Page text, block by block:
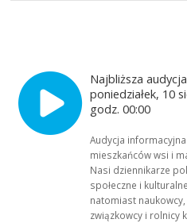
Najbliższa
poniedziałek, 10
godz. 00:00
Audycja
mieszkańców wsi i
Nasi dziennikarze
społeczne i
natomiast naukowcy,
związkowcy i rolnicy